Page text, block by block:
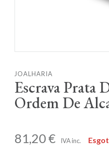
JOALHARIA
Escrava Prata
Ordem De
81,20€ IVA inc.